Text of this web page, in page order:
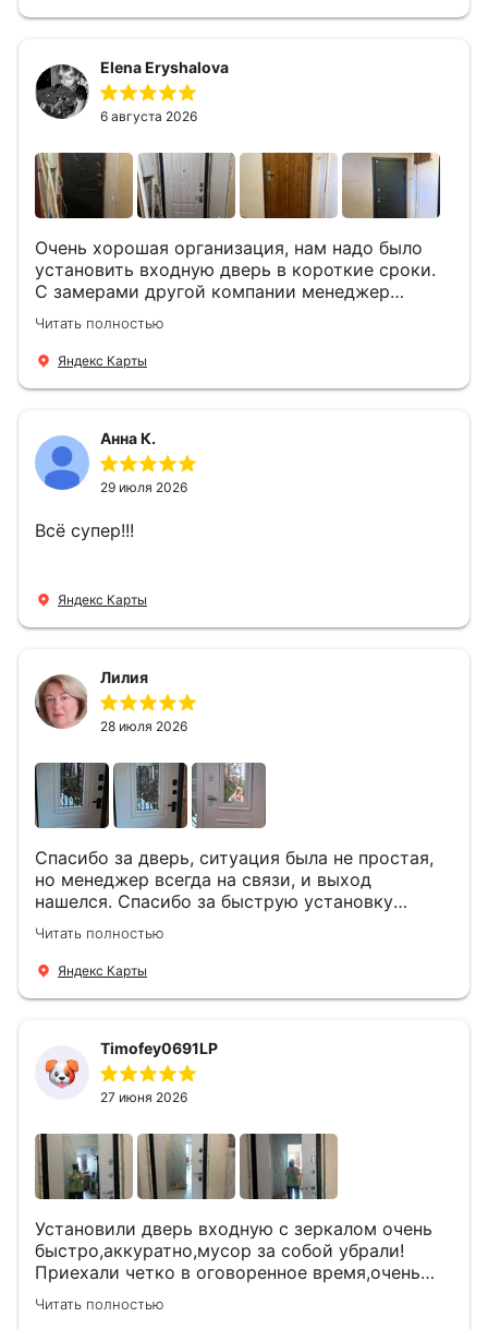
установили две двери, ответили на все
вопросы . Выполненной работой мы довольны.
Огромная всем благодарность!
Elena Eryshalova
6 августа 2026
Очень хорошая организация, нам надо было
установить входную дверь в короткие сроки.
С замерами другой компании менеджер
компании Филлип, быстро предоставил нам
варианты дверей, монтаж тоже был очень
четкий, позвонили, согласовали и установили
Читать полностью
Яндекс Карты
Анна К.
29 июля 2026
Всё супер!!!
Яндекс Карты
Лилия
28 июля 2026
Спасибо за дверь, ситуация была не простая,
но менеджер всегда на связи, и выход
нашелся. Спасибо за быструю установку
Роману, один и привёз, и установил. Надеюсь,
что дверь нам долго послужит
Читать полностью
Яндекс Карты
Timofey0691LP
27 июня 2026
Установили дверь входную с зеркалом очень
быстро,аккуратно,мусор за собой убрали!
Приехали четко в оговоренное время,очень
вежливые,деликатные рабочие .Все
понравилось и дверь ,и работа и цена!
Читать полностью